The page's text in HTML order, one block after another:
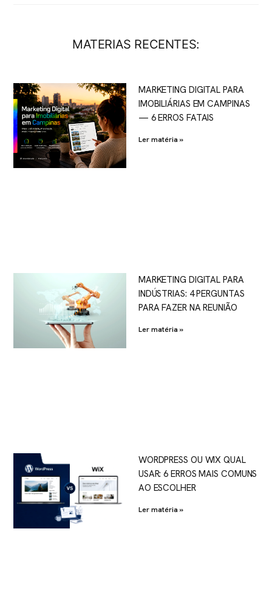
MATERIAS RECENTES:
MARKETING DIGITAL PARA
IMOBILIÁRIAS EM CAMPINAS
— 6 ERROS FATAIS
Ler matéria »
MARKETING DIGITAL PARA
INDÚSTRIAS: 4 PERGUNTAS
PARA FAZER NA REUNIÃO
Ler matéria »
WORDPRESS OU WIX QUAL
USAR: 6 ERROS MAIS COMUNS
AO ESCOLHER
Ler matéria »